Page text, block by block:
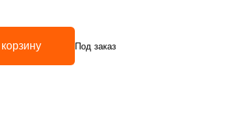
5
Под заказ